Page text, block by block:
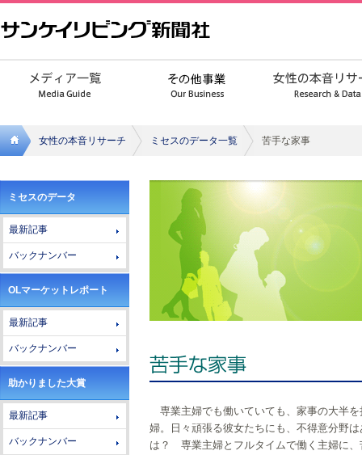
イリビ
ング新
女性の本音リサーチ ミセスのデータ一覧 苦手な家事
ミセスのデータ
最新記事
バックナンバー
OLマーケットレポート
最新記事
バックナンバー
助かりました大賞
最新記事
バックナンバー
専業主婦でも働いていても、家事の大半を
婦。日々頑張る彼女たちにも、不得意分野
は？ 専業主婦とフルタイムで働く主婦に、